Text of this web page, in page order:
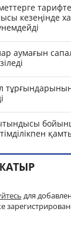
кезеңінде
аумағын
для